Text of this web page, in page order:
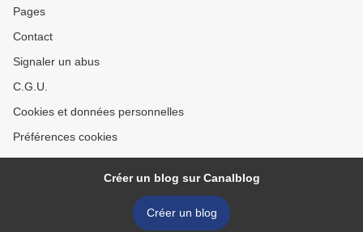
Pages
Contact
Signaler un abus
C.G.U.
Cookies et données personnelles
Préférences cookies
Créer un blog sur Canalblog
Créer un blog